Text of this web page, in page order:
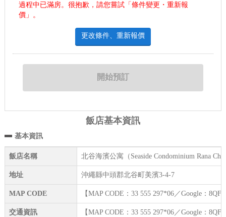
過程中已滿房。很抱歉，請您嘗試「條件變更・重新報
價」。
更改條件、重新報價
飯店基本資訊
基本資訊
飯店名稱 北谷海濱公寓（Seaside Condominium Rana
地址 沖繩縣中頭郡北谷町美濱3-4-7
MAP CODE 【MAP CODE：33 555 297*06／Google：
交通資訊
【MAP CODE：33 555 297*06／Google：